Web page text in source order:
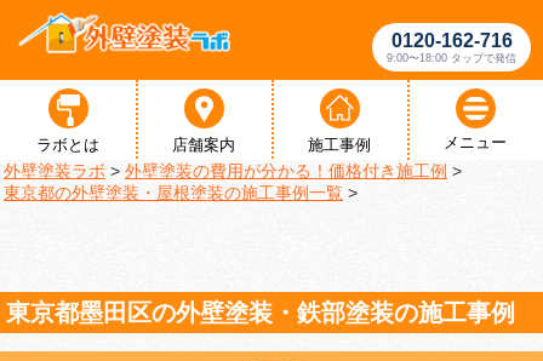
0120-162-716
9:00〜18:00 タップで発信
ラボとは 店舗案内 施工事例 メニュー
外壁塗装ラボ > 外壁塗装の費用が分かる！価格付き施工例 >
東京都の外壁塗装・屋根塗装の施工事例一覧 >
東京都墨田区の外壁塗装・鉄部塗装の施工事例